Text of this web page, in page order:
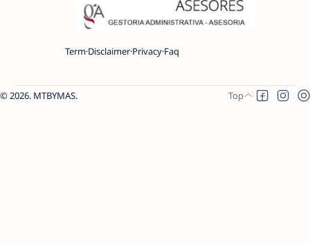
Term Disclaimer Privacy Faq
2026. MTBYMAS.